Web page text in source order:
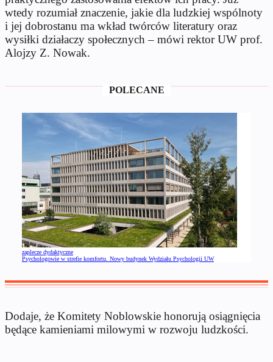
wtedy rozumiał znaczenie, jakie dla ludzkiej wspólnoty
i jej dobrostanu ma wkład twórców literatury oraz
wysiłki działaczy społecznych – mówi rektor UW prof.
Alojzy Z. Nowak.
POLECANE
zaplecze dydaktyczne
Psychologowie w strefie komfortu. Nowy budynek Wydziału Psychologii UW
Dodaje, że Komitety Noblowskie honorują osiągnięcia
będące kamieniami milowymi w rozwoju ludzkości.